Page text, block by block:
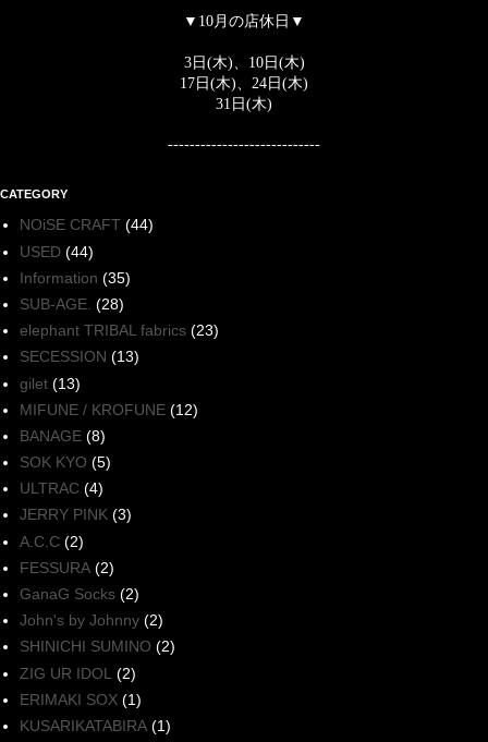
▼10月の店休日▼
3日(木)、10日(木)
17日(木)、 24日(木)
31 日(木)
----------------------------
CATEGORY
NOiSE CRAFT (44)
USED (44)
Information (35)
SUB-AGE. (28)
elephant TRIBAL fabrics (23)
SECESSION (13)
gilet (13)
MIFUNE / KROFUNE (12)
BANAGE (8)
SOK KYO (5)
ULTRAC (4)
JERRY PINK (3)
A.C.C (2)
FESSURA (2)
GanaG Socks (2)
John's by Johnny (2)
SHINICHI SUMINO (2)
ZIG UR IDOL (2)
ERIMAKI SOX (1)
KUSARIKATABIRA (1)